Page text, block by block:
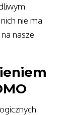
nie ma
nasze